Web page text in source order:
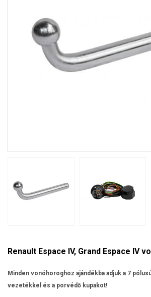
Renault Espace IV, Grand Espace IV
Minden vonóhoroghoz ajándékba adjuk a 7
vezetékkel és a porvédő kupakot!